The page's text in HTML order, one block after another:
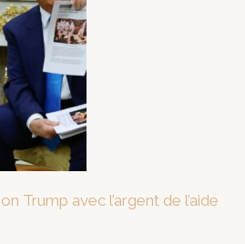
Trump avec l’argent de l’aide